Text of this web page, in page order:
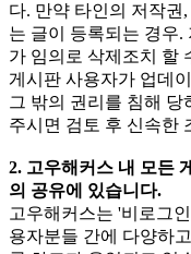
다. 만약 타인의 저작권
는 글이 등록되는 경우
가 임의로 삭제조치 할
게시판 사용자가 업데
그 밖의 권리를 침해 당
주시면 검토 후 신속한
2. 고우해커스 내 모든
의 공유에 있습니다.
고우해커스는 '비로그
용자분들 간에 다양하